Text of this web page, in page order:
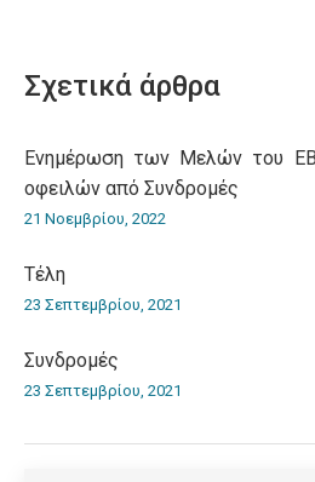
Σχετικά άρθρα
Ενημέρωση των Μελών του
οφειλών από Συνδρομές
21 Νοεμβρίου, 2022
Τέλη
23 Σεπτεμβρίου, 2021
Συνδρομές
23 Σεπτεμβρίου, 2021